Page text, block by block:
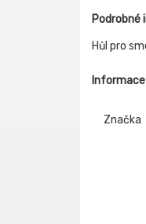
Podrobné
Hůl pro
Značka